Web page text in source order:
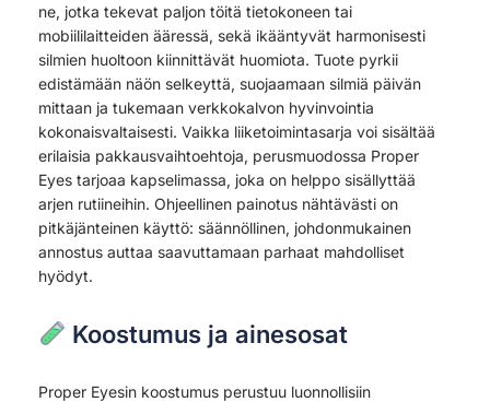
ne, jotka tekevat paljon töitä tietokoneen tai
mobiililaitteiden ääressä, sekä ikääntyvät harmonisesti
silmien huoltoon kiinnittävät huomiota. Tuote pyrkii
edistämään näön selkeyttä, suojaamaan silmiä päivän
mittaan ja tukemaan verkkokalvon hyvinvointia
kokonaisvaltaisesti. Vaikka liiketoimintasarja voi sisältää
erilaisia pakkausvaihtoehtoja, perusmuodossa Proper
Eyes tarjoaa kapselimassa, joka on helppo sisällyttää
arjen rutiineihin. Ohjeellinen painotus nähtävästi on
pitkäjänteinen käyttö: säännöllinen, johdonmukainen
annostus auttaa saavuttamaan parhaat mahdolliset
hyödyt.
Koostumus ja ainesosat
Proper Eyesin koostumus perustuu luonnollisiin